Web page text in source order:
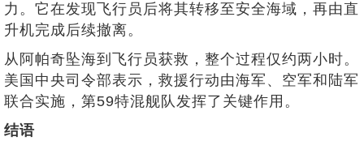
力。它在发现飞行员后将其转移至安全海域，再由直
升机完成后续撤离。
从阿帕奇坠海到飞行员获救，整个过程仅约两小时。
美国中央司令部表示，救援行动由海军、空军和陆军
联合实施，第59特混舰队发挥了关键作用。
结语